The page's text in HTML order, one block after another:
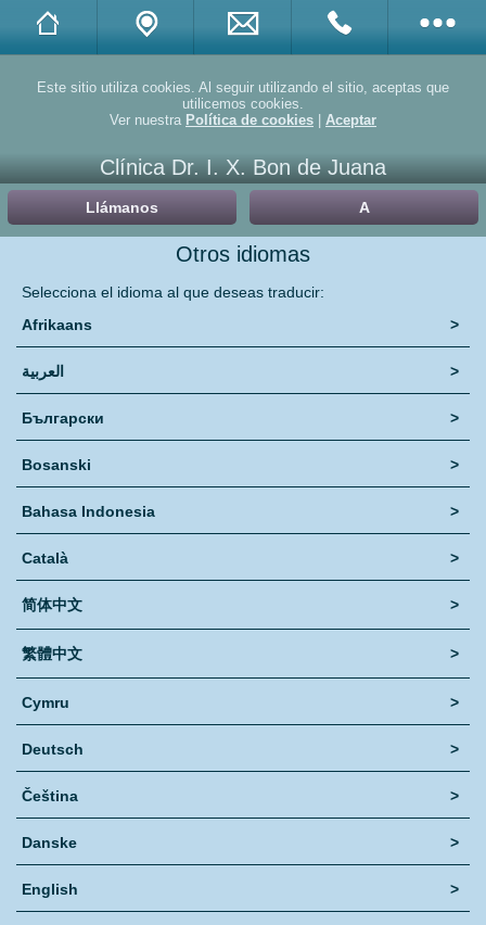
Twitter
Facebook
Linkedin
Yelp
Doctuo
Promociones
Compartir
Este sitio utiliza cookies. Al seguir utilizando el sitio, aceptas que
utilicemos cookies.
Ver nuestra Política de cookies Aceptar
Clínica Dr. I. X. Bon de Juana
Llámanos A
Otros idiomas
Selecciona el idioma al que deseas traducir:
Afrikaans
>
العربية >
Български >
Bosanski >
Bahasa Indonesia >
Català >
简体中文 >
繁體中文 >
Cymru >
Deutsch >
Čeština >
Danske >
English >